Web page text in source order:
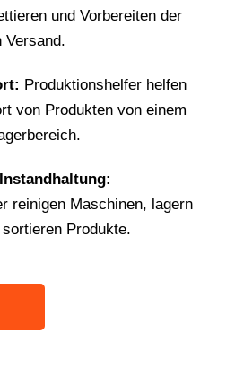
und Vorbereiten der
Versand.
Produktionshelfer helfen
von Produkten von einem
reinigen Maschinen, lagern
Produkte.